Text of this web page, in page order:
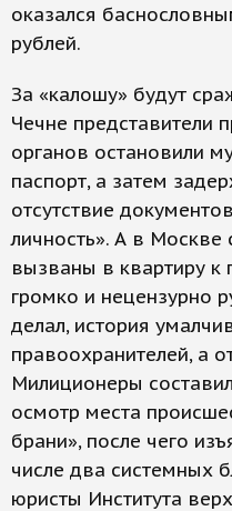
оказался
рублей.
За «калошу» будут
Чечне представители
органов остановили
паспорт, а затем
отсутствие
личность». А в
вызваны в квартиру к
громко и нецензурно
делал, история
правоохранителей, а
Милиционеры
осмотр места
брани», после чего
числе два системных
юристы Института